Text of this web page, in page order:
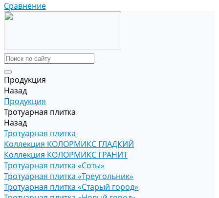
Сравнение
Продукция
Назад
Продукция
Тротуарная плитка
Назад
Тротуарная плитка
Коллекция КОЛОРМИКС ГЛАДКИЙ
Коллекция КОЛОРМИКС ГРАНИТ
Тротуарная плитка «Соты»
Тротуарная плитка «Треугольник»
Тротуарная плитка «Старый город»